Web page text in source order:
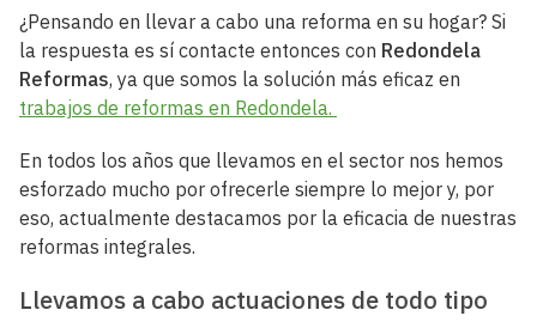
¿Pensando en llevar a cabo una reforma en su hogar? Si
la respuesta es sí contacte entonces con Redondela
Reformas, ya que somos la solución más eficaz en
trabajos de reformas en Redondela.
En todos los años que llevamos en el sector nos hemos
esforzado mucho por ofrecerle siempre lo mejor y, por
eso, actualmente destacamos por la eficacia de nuestras
reformas integrales.
Llevamos a cabo actuaciones de todo tipo